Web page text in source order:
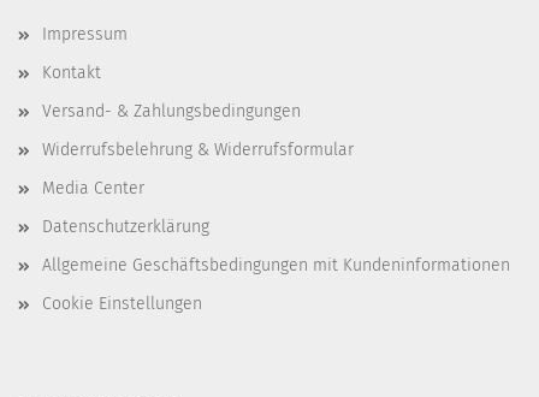
Impressum
Kontakt
Versand- & Zahlungsbedingungen
Widerrufsbelehrung & Widerrufsformular
Media Center
Datenschutzerklärung
Allgemeine Geschäftsbedingungen mit Kundeninformationen
Cookie Einstellungen